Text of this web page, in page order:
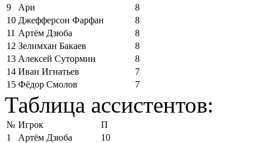
9
Ари
8
10 Джефферсон Фарфан
8
11 Артём Дзюба
8
12 Зелимхан Бакаев
8
13 Алексей Сутормин
8
14 Иван Игнатьев
7
15 Фёдор Смолов 7
Таблица ассистентов:
№ Игрок
П
1
Артём Дзюба
10